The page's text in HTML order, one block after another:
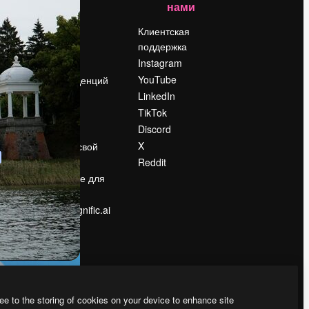
О нас
Reviews
Вакансии
Поиск тенденций
Блог
События
Slidesgo
Продайте свой
контент
Помещение для
прессы
Ищете magnific.ai
нами
Клиентская
поддержка
Instagram
YouTube
LinkedIn
TikTok
Discord
X
Reddit
to the storing of cookies on your device to enhance site